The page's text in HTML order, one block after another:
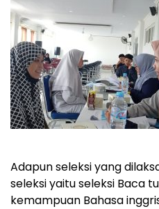
Adapun seleksi yang
seleksi yaitu seleksi Baca
kemampuan Bahasa